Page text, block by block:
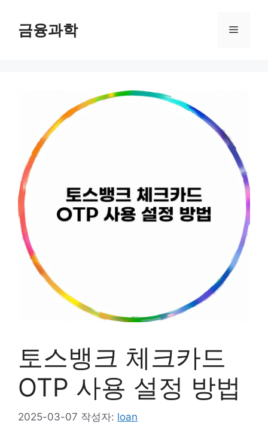
금융과학 메
토스뱅크 체크카드
OTP 사용 설정 방법
2025-03-07 작성자: loan